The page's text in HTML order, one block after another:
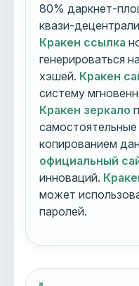
80% даркнет-
квази-
Кракен ссылка
генерироваться
хэшей. Кракен
систему
Кракен зеркало
копированием
официальный
инноваций.
может
паролей.